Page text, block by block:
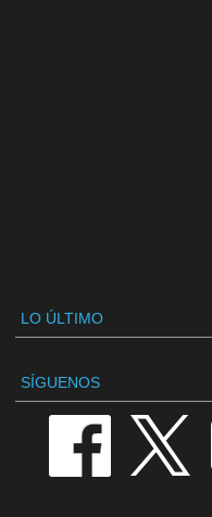
LO ÚLTIMO
SÍGUENOS